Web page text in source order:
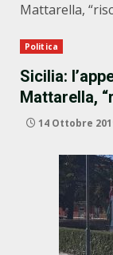
Mattarella,
Politica
Sicilia:
Mattarella,
14 Ottobre